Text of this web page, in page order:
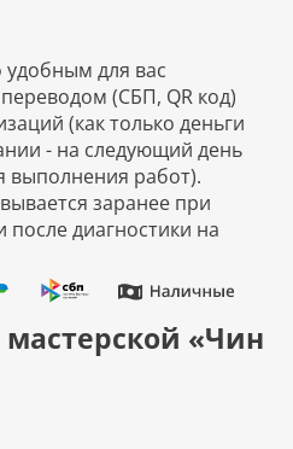
удобным для вас
(СБП, QR код)
(как только деньги
- на следующий день
выполнения работ).
заранее при
диагностики на
«Чин